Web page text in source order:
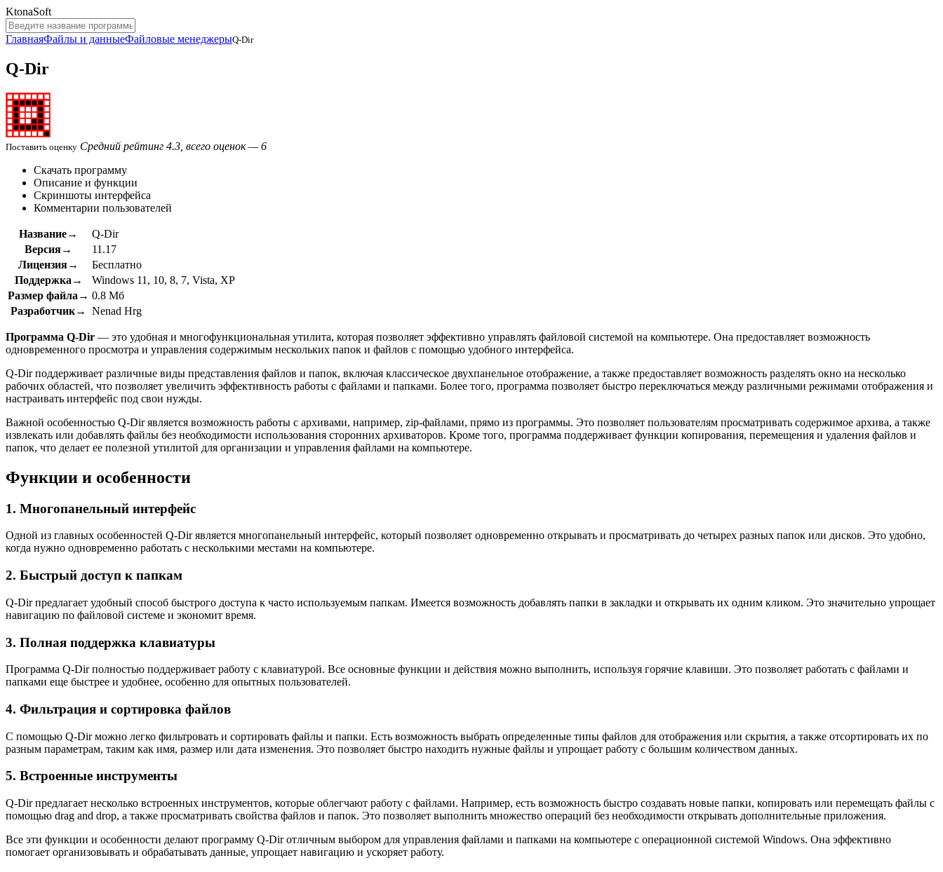
KtonaSoft
ГлавнаяФайлы и данныеФайловые менеджерыQ-Dir
Q-Dir
Поставить оценку Средний рейтинг 4.3, всего оценок — 6
Скачать программу
Описание и функции
Скриншоты интерфейса
Комментарии пользователей
Название→
Q-Dir
Версия→
11.17
Лицензия→
Бесплатно
Поддержка→
Windows 11, 10, 8, 7, Vista, XP
Размер файла→ 0.8 Мб
Разработчик→
Nenad Hrg
Программа Q-Dir — это удобная и многофункциональная утилита, которая позволяет эффективно управлять файловой системой на компьютере. Она предоставляет возможность
одновременного просмотра и управления содержимым нескольких папок и файлов с помощью удобного интерфейса.
Q-Dir поддерживает различные виды представления файлов и папок, включая классическое двухпанельное отображение, а также предоставляет возможность разделять окно на несколько
рабочих областей, что позволяет увеличить эффективность работы с файлами и папками. Более того, программа позволяет быстро переключаться между различными режимами отображения и
настраивать интерфейс под свои нужды.
Важной особенностью Q-Dir является возможность работы с архивами, например, zip-файлами, прямо из программы. Это позволяет пользователям просматривать содержимое архива, а также
извлекать или добавлять файлы без необходимости использования сторонних архиваторов. Кроме того, программа поддерживает функции копирования, перемещения и удаления файлов и
папок, что делает ее полезной утилитой для организации и управления файлами на компьютере.
Функции и особенности
1. Многопанельный интерфейс
Одной из главных особенностей Q-Dir является многопанельный интерфейс, который позволяет одновременно открывать и просматривать до четырех разных папок или дисков. Это удобно,
когда нужно одновременно работать с несколькими местами на компьютере.
2. Быстрый доступ к папкам
Q-Dir предлагает удобный способ быстрого доступа к часто используемым папкам. Имеется возможность добавлять папки в закладки и открывать их одним кликом. Это значительно упрощает
навигацию по файловой системе и экономит время.
3. Полная поддержка клавиатуры
Программа Q-Dir полностью поддерживает работу с клавиатурой. Все основные функции и действия можно выполнить, используя горячие клавиши. Это позволяет работать с файлами и
папками еще быстрее и удобнее, особенно для опытных пользователей.
4. Фильтрация и сортировка файлов
С помощью Q-Dir можно легко фильтровать и сортировать файлы и папки. Есть возможность выбрать определенные типы файлов для отображения или скрытия, а также отсортировать их по
разным параметрам, таким как имя, размер или дата изменения. Это позволяет быстро находить нужные файлы и упрощает работу с большим количеством данных.
5. Встроенные инструменты
Q-Dir предлагает несколько встроенных инструментов, которые облегчают работу с файлами. Например, есть возможность быстро создавать новые папки, копировать или перемещать файлы с
помощью drag and drop, а также просматривать свойства файлов и папок. Это позволяет выполнить множество операций без необходимости открывать дополнительные приложения.
Все эти функции и особенности делают программу Q-Dir отличным выбором для управления файлами и папками на компьютере с операционной системой Windows. Она эффективно
помогает организовывать и обрабатывать данные, упрощает навигацию и ускоряет работу.